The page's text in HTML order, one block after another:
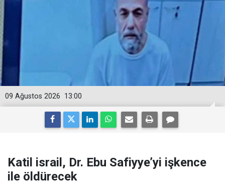
13:00
09 Ağustos 2026
Katil israil, Dr. Ebu Safiyye’yi işkence
ile öldürecek